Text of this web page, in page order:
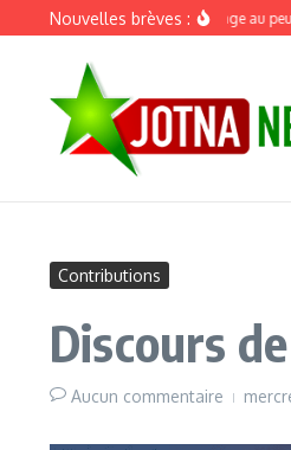
Aller au contenu
Nouvelles brèves :
Discours de recadrage au peuple
Contributions
Discours
Aucun commentaire